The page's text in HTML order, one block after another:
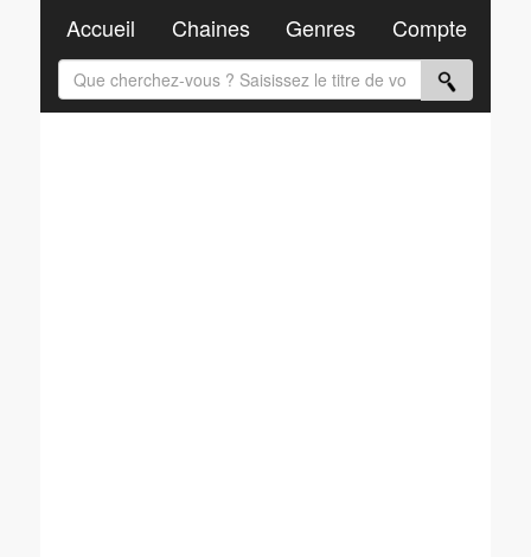
Accueil Chaines Genres Compte